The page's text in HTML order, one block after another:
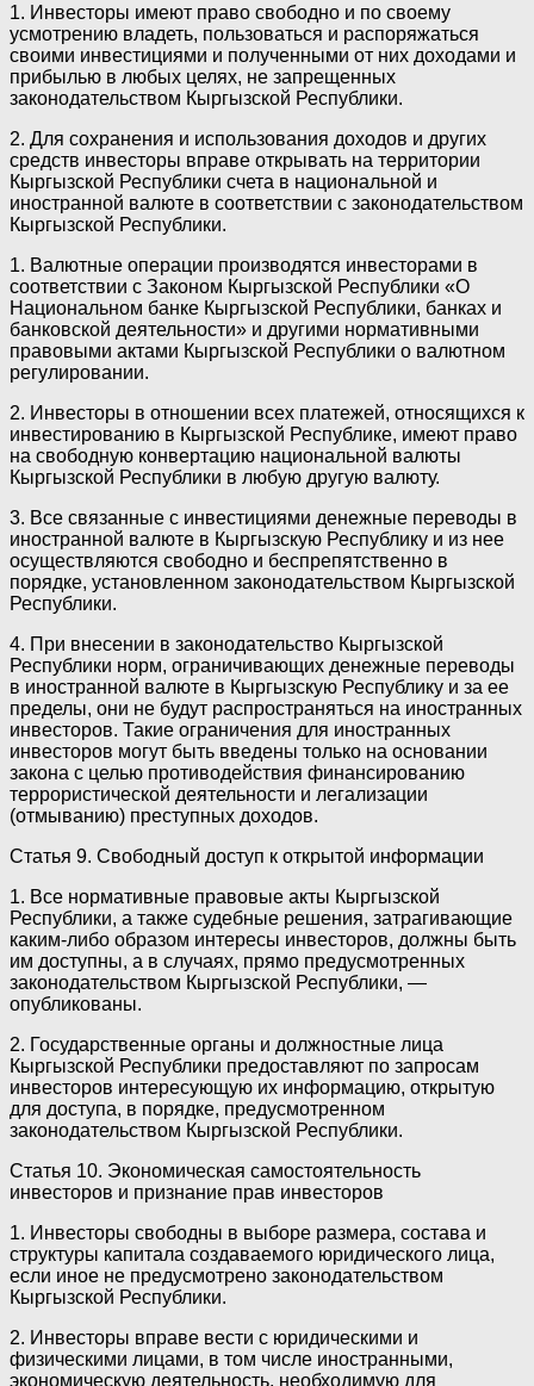
1. Инвесторы имеют право свободно и по своему
усмотрению владеть, пользоваться и распоряжаться
своими инвестициями и полученными от них доходами и
прибылью в любых целях, не запрещенных
законодательством Кыргызской Республики.
2. Для сохранения и использования доходов и других
средств инвесторы вправе открывать на территории
Кыргызской Республики счета в национальной и
иностранной валюте в соответствии с законодательством
Кыргызской Республики.
1. Валютные операции производятся инвесторами в
соответствии с Законом Кыргызской Республики «О
Национальном банке Кыргызской Республики, банках и
банковской деятельности» и другими нормативными
правовыми актами Кыргызской Республики о валютном
регулировании.
2. Инвесторы в отношении всех платежей, относящихся к
инвестированию в Кыргызской Республике, имеют право
на свободную конвертацию национальной валюты
Кыргызской Республики в любую другую валюту.
3. Все связанные с инвестициями денежные переводы в
иностранной валюте в Кыргызскую Республику и из нее
осуществляются свободно и беспрепятственно в
порядке, установленном законодательством Кыргызской
Республики.
4. При внесении в законодательство Кыргызской
Республики норм, ограничивающих денежные переводы
в иностранной валюте в Кыргызскую Республику и за ее
пределы, они не будут распространяться на иностранных
инвесторов. Такие ограничения для иностранных
инвесторов могут быть введены только на основании
закона с целью противодействия финансированию
террористической деятельности и легализации
(отмыванию) преступных доходов.
Статья 9. Свободный доступ к открытой информации
1. Все нормативные правовые акты Кыргызской
Республики, а также судебные решения, затрагивающие
каким-либо образом интересы инвесторов, должны быть
им доступны, а в случаях, прямо предусмотренных
законодательством Кыргызской Республики, —
опубликованы.
2. Государственные органы и должностные лица
Кыргызской Республики предоставляют по запросам
инвесторов интересующую их информацию, открытую
для доступа, в порядке, предусмотренном
законодательством Кыргызской Республики.
Статья 10. Экономическая самостоятельность
инвесторов и признание прав инвесторов
1. Инвесторы свободны в выборе размера, состава и
структуры капитала создаваемого юридического лица,
если иное не предусмотрено законодательством
Кыргызской Республики.
2. Инвесторы вправе вести с юридическими и
физическими лицами, в том числе иностранными,
экономическую деятельность, необходимую для